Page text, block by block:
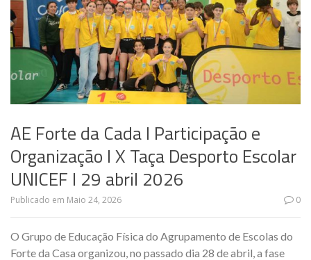
AE Forte da Cada I Participação e
Organização I X Taça Desporto Escolar
UNICEF I 29 abril 2026
Publicado em Maio 24, 2026 0
O Grupo de Educação Física do Agrupamento de Escolas do
Forte da Casa organizou, no passado dia 28 de abril, a fase